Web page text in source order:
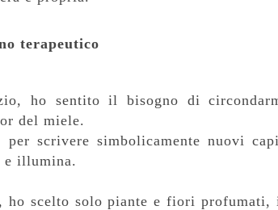
terapeutico
ho sentito il bisogno di
del miele.
per scrivere simbolicamente nuovi
e illumina.
ho scelto solo piante e fiori profumati,